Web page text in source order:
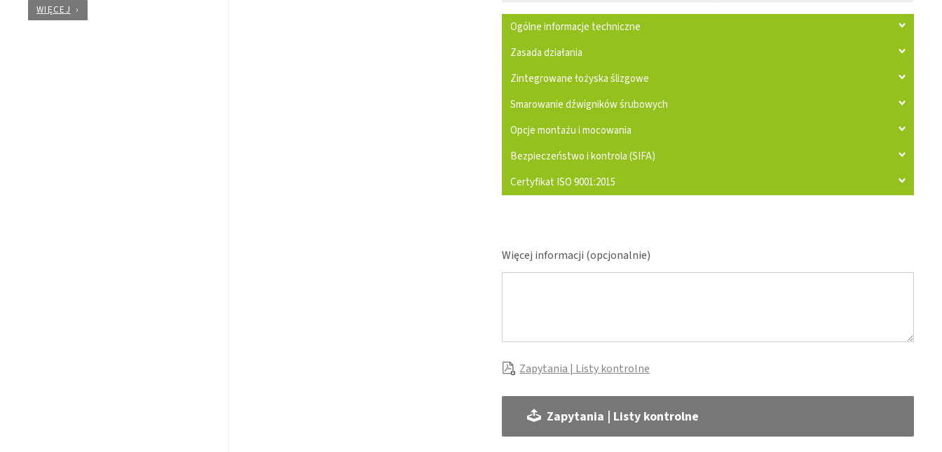
WIĘCEJ
Ogólne informacje techniczne
Zasada działania
Zintegrowane łożyska ślizgowe
Smarowanie dźwigników śrubowych
Opcje montażu i mocowania
Bezpieczeństwo i kontrola (SIFA)
Certyfikat ISO 9001:2015
Więcej informacji (opcjonalnie)
Zapytania | Listy kontrolne
Zapytania | Listy kontrolne